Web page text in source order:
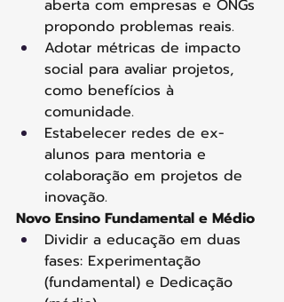
aberta com empresas e ONGs
propondo problemas reais.
Adotar métricas de impacto
social para avaliar projetos,
como benefícios à
comunidade.
Estabelecer redes de ex-
alunos para mentoria e
colaboração em projetos de
inovação.
Novo Ensino Fundamental e Médio
Dividir a educação em duas
fases: Experimentação
(fundamental) e Dedicação